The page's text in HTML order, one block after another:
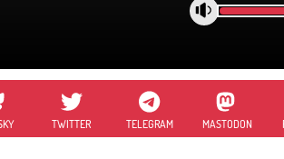
TWITTER TELEGRAM MASTODON